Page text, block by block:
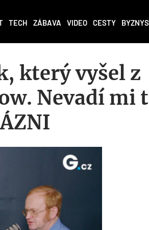
TECH ZÁBAVA VIDEO CESTY BYZNYS
který vyšel z
Nevadí mi